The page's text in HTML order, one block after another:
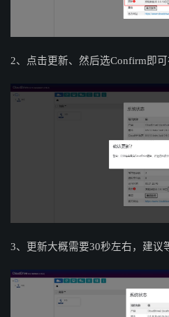
2、点击更新、然后选Confirm即
3、更新大概需要30秒左右，建议